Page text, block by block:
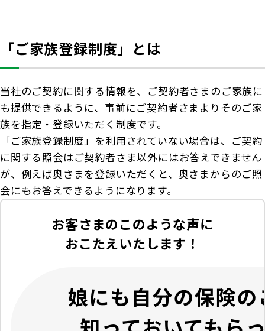
生命保険料控除制度について
Web版「ご契約のしおり－約款」
企業年金の事務再委託先変更について（契約者さ
ま専用サイト）
企業保険特別勘定運用実績照会サービス
大樹の認知症サポートサービス
認知症コラム
認知機能チェック
今月の九星マネー占い
大樹らいふ倶楽部紹介
大樹生命 CM紹介
採用情報
「ご家族登録制度」とは
当社のご契約に関する情報を、ご契約者さまのご家族に
も提供できるように、事前にご契約者さまよりそのご家
族を指定・登録いただく制度です。
「ご家族登録制度」を利用されていない場合は、ご契約
に関する照会はご契約者さま以外にはお答えできません
が、例えば奥さまを登録いただくと、奥さまからのご照
会にもお答えできるようになります。
お客さまのこのような声に
おこたえいたします！